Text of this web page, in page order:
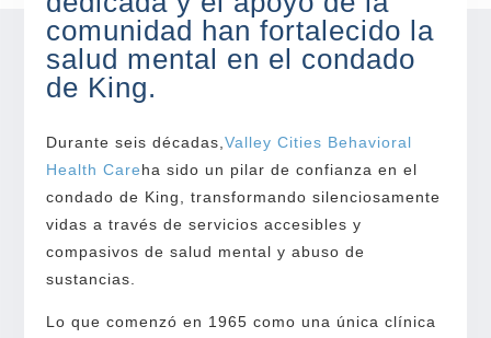
comunidad han fortalecido la
salud mental en el condado
de King.
Durante seis décadas,Valley Cities Behavioral
Health Careha sido un pilar de confianza en el
condado de King, transformando silenciosamente
vidas a través de servicios accesibles y
compasivos de salud mental y abuso de
sustancias.
Lo que comenzó en 1965 como una única clínica